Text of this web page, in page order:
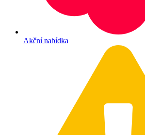
Akční nabídka